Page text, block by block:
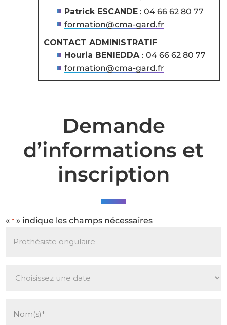
Patrick ESCANDE: 04 66 62 80 77
formation@cma-gard.fr
CONTACT ADMINISTRATIF
Houria BENIEDDA : 04 66 62 80 77
formation@cma-gard.fr
Demande
d’informations et
inscription
«* » indique les champs nécessaires